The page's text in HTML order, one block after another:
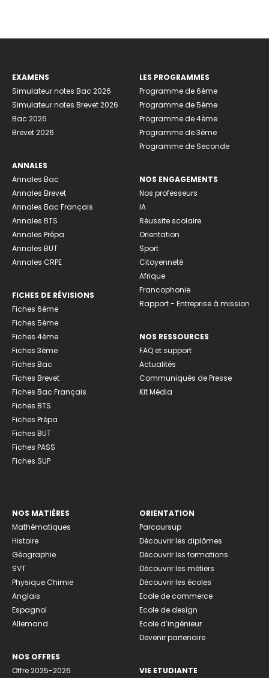
EXAMENS
Simulateur notes Bac 2026
Simulateur notes Brevet 2026
Bac 2026
Brevet 2026
ANNALES
Annales Bac
Annales Brevet
Annales Bac Français
Annales BTS
Annales Prépa
Annales BUT
Annales CRPE
FICHES DE RÉVISIONS
Fiches 6ème
Fiches 5ème
Fiches 4ème
Fiches 3ème
Fiches Bac
Fiches Brevet
Fiches Bac Français
Fiches BTS
Fiches Prépa
Fiches BUT
Fiches PASS
Fiches SUP
LES PROGRAMMES
Programme de 6ème
Programme de 5ème
Programme de 4ème
Programme de 3ème
Programme de Seconde
NOS ENGAGEMENTS
Nos professeurs
IA
Réussite scolaire
Orientation
Sport
Citoyenneté
Afrique
Francophonie
Rapport - Entreprise à mission
NOS RESSOURCES
FAQ et support
Actualités
Communiqués de Presse
Kit Média
NOS MATIÈRES
Mathématiques
Histoire
Géographie
SVT
Physique Chimie
Anglais
Espagnol
Allemand
NOS OFFRES
Offre 2025-2026
ORIENTATION
Parcoursup
Découvrir les diplômes
Découvrir les formations
Découvrir les métiers
Découvrir les écoles
Ecole de commerce
Ecole de design
Ecole d’ingénieur
Devenir partenaire
VIE ETUDIANTE